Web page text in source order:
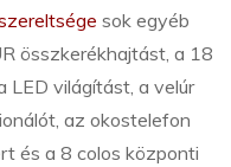
sok egyéb
összkerékhajtást, a 18
LED világítást, a velúr
az okostelefon
és a 8 colos központi